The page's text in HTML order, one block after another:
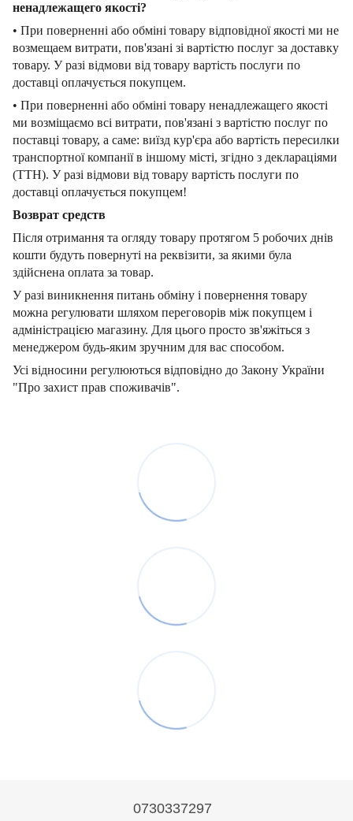
ненадлежащего якості?
• При поверненні або обміні товару відповідної якості ми не
возмещаем витрати, пов'язані зі вартістю послуг за доставку
товару. У разі відмови від товару вартість послуги по
доставці оплачується покупцем.
• При поверненні або обміні товару ненадлежащего якості
ми возміщаємо всі витрати, пов'язані з вартістю послуг по
поставці товару, а саме: виїзд кур'єра або вартість пересилки
транспортної компанії в іншому місті, згідно з деклараціями
(ТТН). У разі відмови від товару вартість послуги по
доставці оплачується покупцем!
Возврат средств
Після отримання та огляду товару протягом 5 робочих днів
кошти будуть повернуті на реквізити, за якими була
здійснена оплата за товар.
У разі виникнення питань обміну і повернення товару
можна регулювати шляхом переговорів між покупцем і
адміністрацією магазину. Для цього просто зв'яжіться з
менеджером будь-яким зручним для вас способом.
Усі відносини регулюються відповідно до Закону України
"Про захист прав споживачів".
0730337297